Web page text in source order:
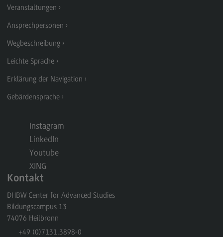
Wirtschaftsingenieurwesen
Profil-O-Mat Wirtschaftsingenieurwesen
(External link)
Rahmenbedingungen
Modulangebot
Located@Heidenheim
Berufsperspektiven
Kontakt
Veranstaltungen
Ansprechpersonen
Wegbeschreibung
Leichte Sprache
Erklärung der Navigation
Gebärdensprache
Instagram
LinkedIn
Youtube
XING
Kontakt
DHBW Center for Advanced Studies
Bildungscampus 13
74076 Heilbronn
+49 (0)7131.3898-0